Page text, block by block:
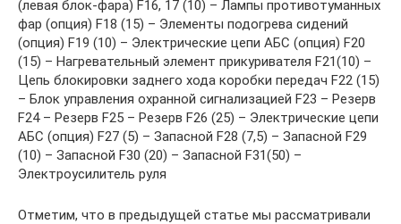
(левая блок-фара) F16, 17 (10) – Лампы противотуманных
фар (опция) F18 (15) – Элементы подогрева сидений
(опция) F19 (10) – Электрические цепи АБС (опция) F20
(15) – Нагревательный элемент прикуривателя F21(10) –
Цепь блокировки заднего хода коробки передач F22 (15)
– Блок управления охранной сигнализацией F23 – Резерв
F24 – Резерв F25 – Резерв F26 (25) – Электрические цепи
АБС (опция) F27 (5) – Запасной F28 (7,5) – Запасной F29
(10) – Запасной F30 (20) – Запасной F31(50) –
Электроусилитель руля
Отметим, что в предыдущей статье мы рассматривали